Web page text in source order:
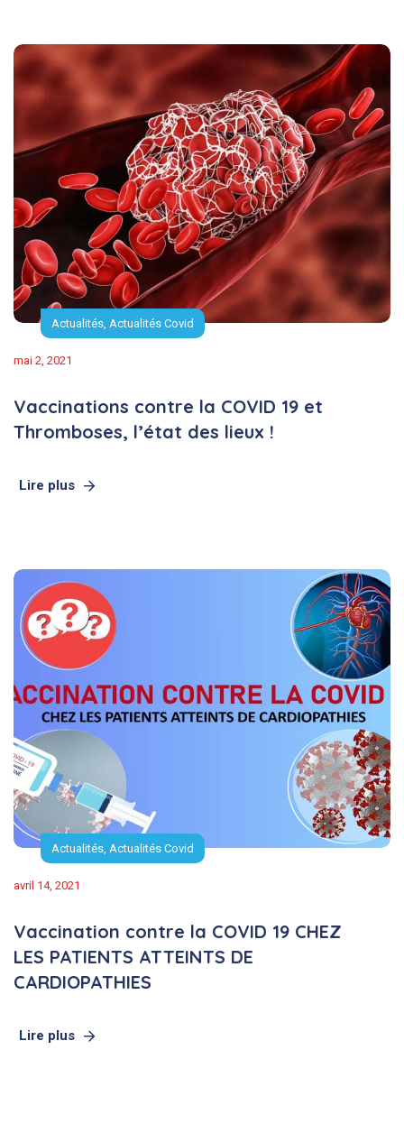
Actualités, Actualités Covid
mai 2, 2021
Vaccinations contre la COVID 19 et
Thromboses, l’état des lieux !
Lire plus
Actualités, Actualités Covid
avril 14, 2021
Vaccination contre la COVID 19 CHEZ
LES PATIENTS ATTEINTS DE
CARDIOPATHIES
Lire plus